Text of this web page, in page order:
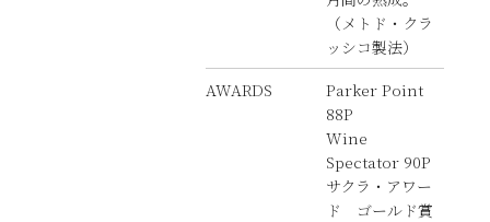
（メトド・クラ
ッシコ製法）
AWARDS
Parker Point
88P
Wine
Spectator 90P
サクラ・アワー
ド ゴールド賞